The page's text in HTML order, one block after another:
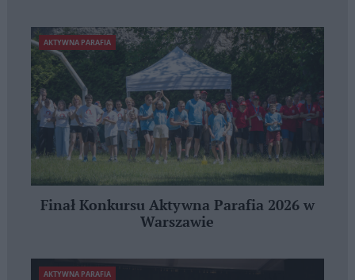
AKTYWNA PARAFIA
Finał Konkursu Aktywna Parafia 2026 w
Warszawie
AKTYWNA PARAFIA